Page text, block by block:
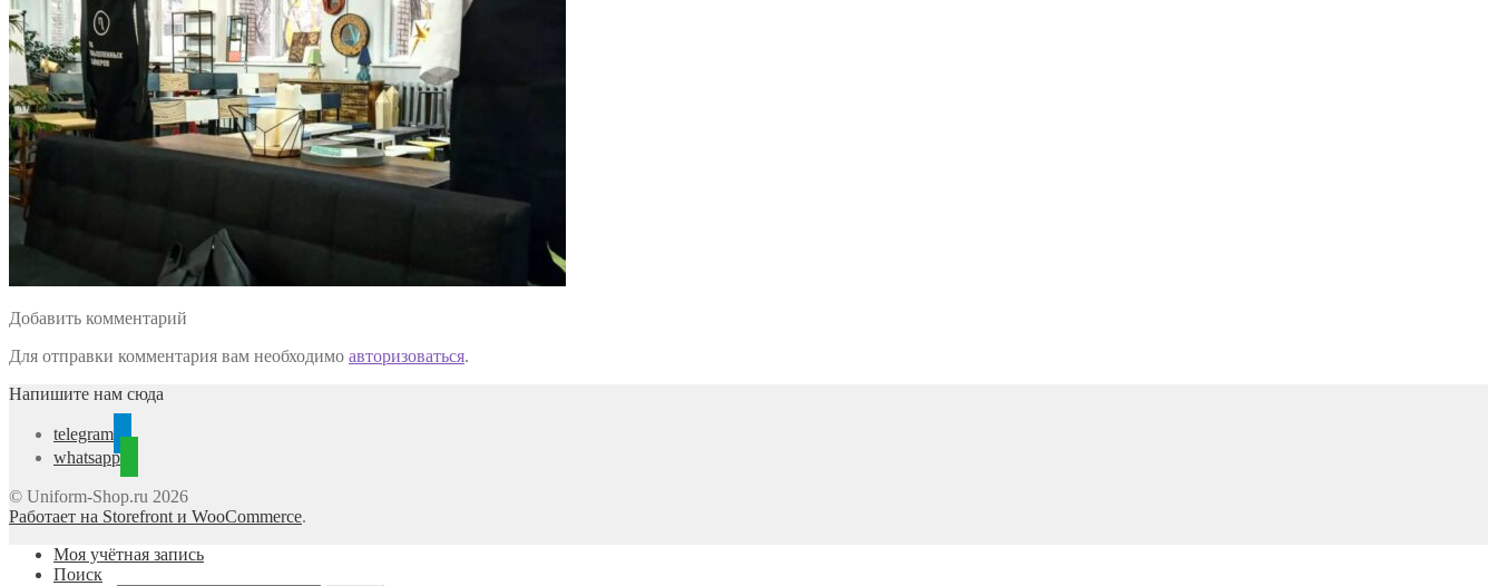
Добавить комментарий
Для отправки комментария вам необходимо авторизоваться.
Напишите нам сюда
telegram
whatsapp
© Uniform-Shop.ru 2026
Работает на Storefront и WooCommerce.
Моя учётная запись
Поиск